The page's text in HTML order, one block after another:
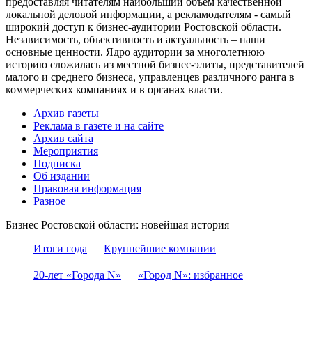
локальной деловой информации, а рекламодателям - самый
широкий доступ к бизнес-аудитории Ростовской области.
Независимость, объективность и актуальность – наши
основные ценности. Ядро аудитории за многолетнюю
историю сложилась из местной бизнес-элиты, представителей
малого и среднего бизнеса, управленцев различного ранга в
коммерческих компаниях и в органах власти.
Архив газеты
Реклама в газете и на сайте
Архив сайта
Мероприятия
Подписка
Об издании
Правовая информация
Разное
Бизнес Ростовской области: новейшая история
Итоги года
Крупнейшие компании
20-лет «Города N» «Город N»: избранное